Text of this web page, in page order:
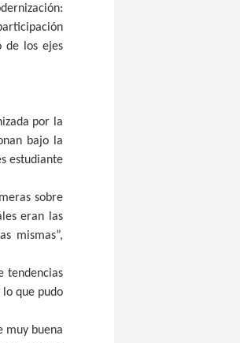
de los ejes
por la
bajo la
estudiante
sobre
eran las
mismas”,
tendencias
que pudo
muy buena